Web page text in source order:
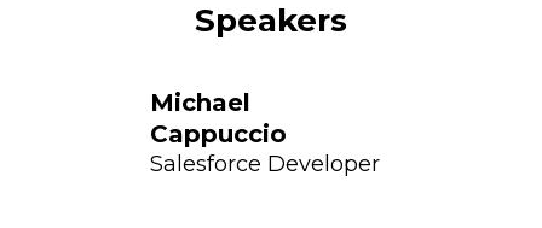
Speakers
Michael
Cappuccio
Salesforce Developer